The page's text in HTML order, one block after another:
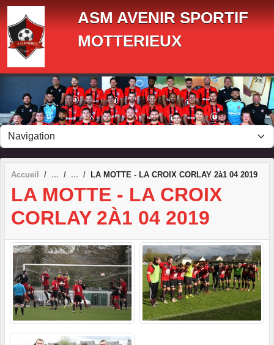
ASM AVENIR SPORTIF
MOTTERIEUX
Accueil LA MOTTE - LA CROIX CORLAY 2à1 04 2019
LA MOTTE - LA CROIX
CORLAY 2À1 04 2019
Panneau de gestion des cookies